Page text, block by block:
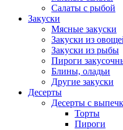
Салаты с рыбой
Закуски
Мясные закуски
Закуски из
Закуски из рыбы
Пироги
Блины, оладьи
Другие закуски
Десерты
Десерты с
Торты
Пироги